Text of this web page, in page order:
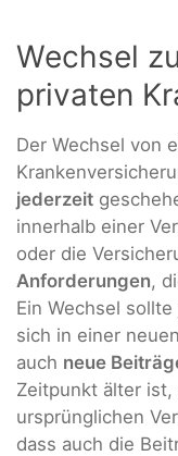
Wechsel
privaten
Der Wechsel von
jederzeit
innerhalb einer
oder die
Anforderungen,
Ein Wechsel
sich in einer
auch neue
Zeitpunkt älter ist,
ursprünglichen
dass auch die